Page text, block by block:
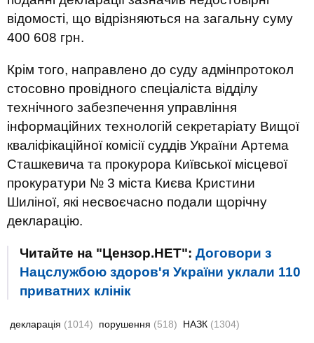
відомості, що відрізняються на загальну суму
400 608 грн.
Крім того, направлено до суду адмінпротокол
стосовно провідного спеціаліста відділу
технічного забезпечення управління
інформаційних технологій секретаріату Вищої
кваліфікаційної комісії суддів України Артема
Сташкевича та прокурора Київської місцевої
прокуратури № 3 міста Києва Кристини
Шиліної, які несвоєчасно подали щорічну
декларацію.
Читайте на "Цензор.НЕТ": Договори з
Нацслужбою здоров'я України уклали 110
приватних клінік
декларація (1014) порушення (518) НАЗК (1304)